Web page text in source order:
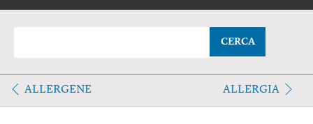
CERCA
ALLERGENE ALLERGIA